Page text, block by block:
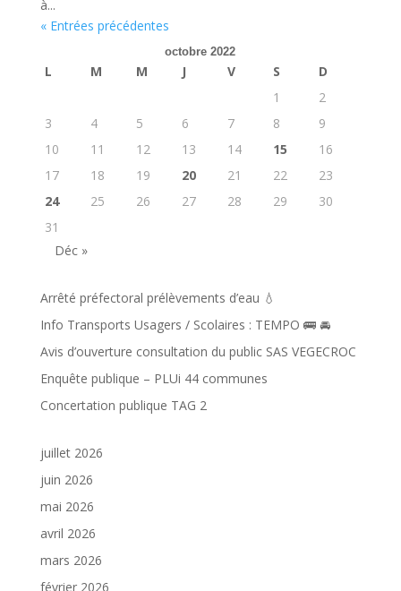
à...
« Entrées précédentes
octobre 2022
L M M J V S
D
1
2
3
4 5 6 7 8
9
10
11 12 13 14 15
16
17
18 19 20 21 22
23
24
25 26 27 28 29
30
31
Déc »
Arrêté préfectoral prélèvements d’eau 💧
Info Transports Usagers / Scolaires : TEMPO 🚌 🚘️
Avis d’ouverture consultation du public SAS VEGECROC
Enquête publique – PLUi 44 communes
Concertation publique TAG 2
juillet 2026
juin 2026
mai 2026
avril 2026
mars 2026
février 2026